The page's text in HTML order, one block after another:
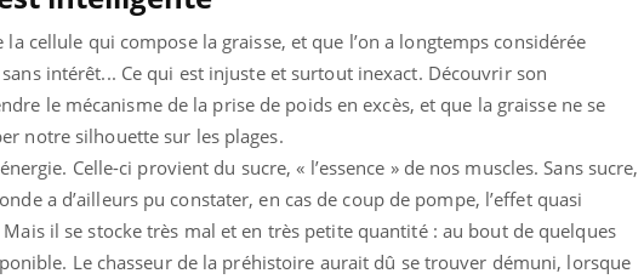
cellule qui compose la graisse, et que l’on a longtemps considérée
intérêt... Ce qui est injuste et surtout inexact. Découvrir son
le mécanisme de la prise de poids en excès, et que la graisse ne se
notre silhouette sur les plages.
Celle-ci provient du sucre, « l’essence » de nos muscles. Sans sucre,
a d’ailleurs pu constater, en cas de coup de pompe, l’effet quasi
il se stocke très mal et en très petite quantité : au bout de quelques
Le chasseur de la préhistoire aurait dû se trouver démuni, lorsque
l'utilisation d'un « jumeau numérique »
permet ...